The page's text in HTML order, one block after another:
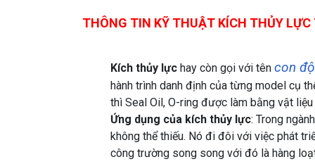
THÔNG TIN KỸ THUẬT KÍCH THỦY
Kích thủy lực hay còn gọi với tên con
hành trình danh định của từng model cụ
thì Seal Oil, O-ring được làm bằng vật
Ứng dụng của kích thủy lực: Trong
không thể thiếu. Nó đi đôi với việc phát
công trường song song với đó là hàng